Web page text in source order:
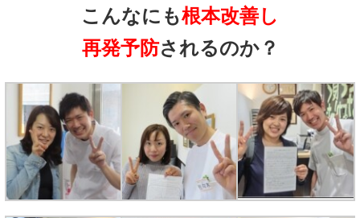
こんなにも根本改善し
再発予防されるのか？